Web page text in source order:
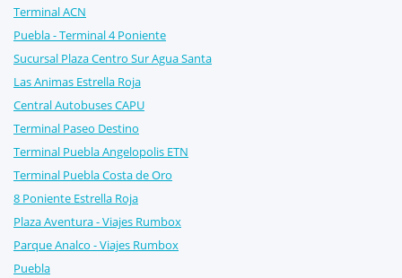
Terminal ACN
Puebla - Terminal 4 Poniente
Sucursal Plaza Centro Sur Agua Santa
Las Animas Estrella Roja
Central Autobuses CAPU
Terminal Paseo Destino
Terminal Puebla Angelopolis ETN
Terminal Puebla Costa de Oro
8 Poniente Estrella Roja
Plaza Aventura - Viajes Rumbox
Parque Analco - Viajes Rumbox
Puebla